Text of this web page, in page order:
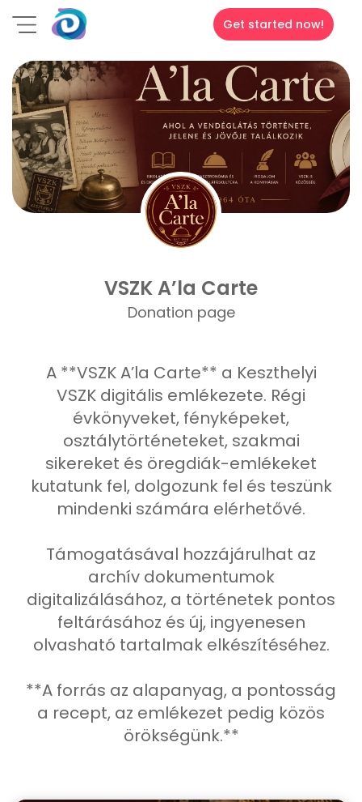
Get started now!
VSZK A’la Carte
Donation page
A **VSZK A’la Carte** a Keszthelyi
VSZK digitális emlékezete. Régi
évkönyveket, fényképeket,
osztálytörténeteket, szakmai
sikereket és öregdiák-emlékeket
kutatunk fel, dolgozunk fel és teszünk
mindenki számára elérhetővé.
Támogatásával hozzájárulhat az
archív dokumentumok
digitalizálásához, a történetek pontos
feltárásához és új, ingyenesen
olvasható tartalmak elkészítéséhez.
**A forrás az alapanyag, a pontosság
a recept, az emlékezet pedig közös
örökségünk.**